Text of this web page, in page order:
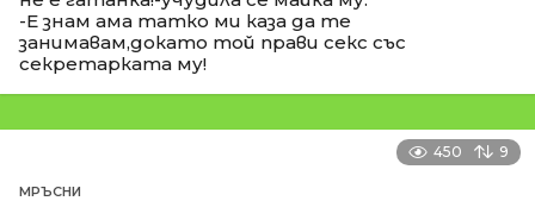
-Е знам ама татко ми каза да те
занимавам,докато той прави секс със
секретарката му!
450 9
МРЪСНИ